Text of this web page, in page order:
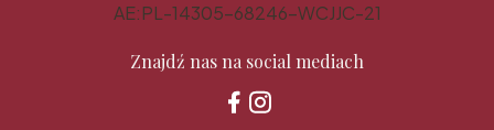
AE:PL-14305-68246-WCJJC-21
Znajdź nas na social mediach